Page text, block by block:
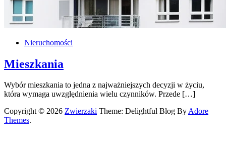
Nieruchomości
Mieszkania
Wybór mieszkania to jedna z najważniejszych decyzji w życiu,
która wymaga uwzględnienia wielu czynników. Przede […]
Copyright © 2026 Zwierzaki Theme: Delightful Blog ByAdore
Themes.